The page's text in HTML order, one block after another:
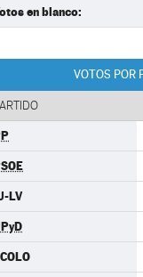
en blanco:
VOTOS POR
LV